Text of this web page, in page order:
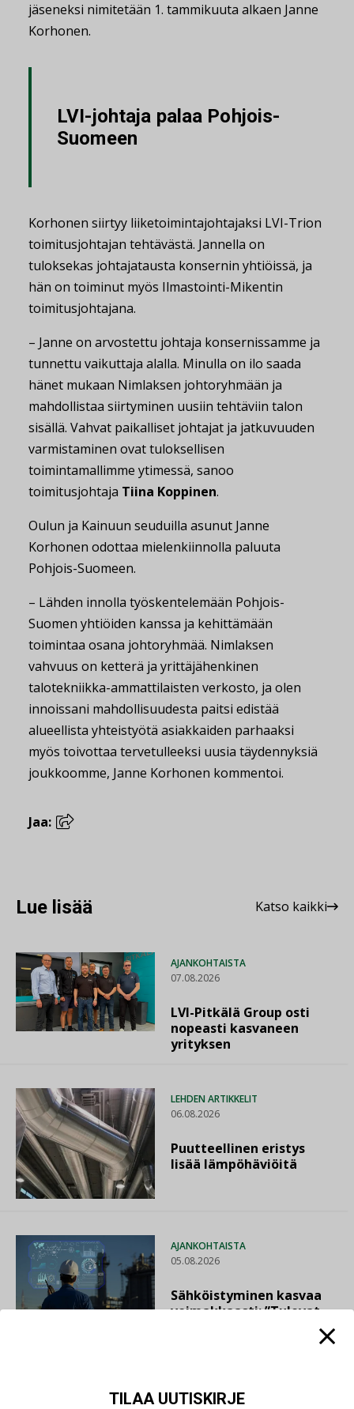
jäseneksi nimitetään 1. tammikuuta alkaen Janne
Korhonen.
LVI-johtaja palaa Pohjois-
Suomeen
Korhonen siirtyy liiketoimintajohtajaksi LVI-Trion
toimitusjohtajan tehtävästä. Jannella on
tuloksekas johtajatausta konsernin yhtiöissä, ja
hän on toiminut myös Ilmastointi-Mikentin
toimitusjohtajana.
– Janne on arvostettu johtaja konsernissamme ja
tunnettu vaikuttaja alalla. Minulla on ilo saada
hänet mukaan Nimlaksen johtoryhmään ja
mahdollistaa siirtyminen uusiin tehtäviin talon
sisällä. Vahvat paikalliset johtajat ja jatkuvuuden
varmistaminen ovat tuloksellisen
toimintamallimme ytimessä, sanoo
toimitusjohtaja Tiina Koppinen.
Oulun ja Kainuun seuduilla asunut Janne
Korhonen odottaa mielenkiinnolla paluuta
Pohjois-Suomeen.
– Lähden innolla työskentelemään Pohjois-
Suomen yhtiöiden kanssa ja kehittämään
toimintaa osana johtoryhmää. Nimlaksen
vahvuus on ketterä ja yrittäjähenkinen
talotekniikka-ammattilaisten verkosto, ja olen
innoissani mahdollisuudesta paitsi edistää
alueellista yhteistyötä asiakkaiden parhaaksi
myös toivottaa tervetulleeksi uusia täydennyksiä
joukkoomme, Janne Korhonen kommentoi.
Jaa:
Lue lisää Katso kaikki
AJANKOHTAISTA
07.08.2026
LVI-Pitkälä Group osti
nopeasti kasvaneen
yrityksen
LEHDEN ARTIKKELIT
06.08.2026
Puutteellinen eristys
lisää lämpöhäviöitä
AJANKOHTAISTA
05.08.2026
Sähköistyminen kasvaa
voimakkaasti: ”Tulevat
TILAA UUTISKIRJE